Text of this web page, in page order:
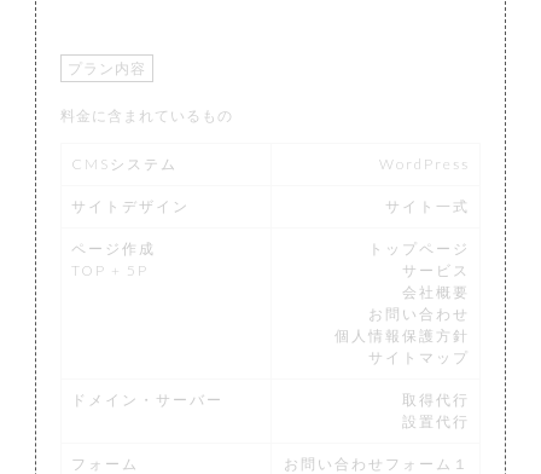
プラン内容
料金に含まれているもの
CMSシステム WordPress
サイトデザイン サイト一式
ページ作成
TOP + 5P
トップページ
サービス
会社概要
お問い合わせ
個人情報保護方針
サイトマップ
ドメイン・サーバー
取得代行
設置代行
フォーム
お問い合わせフォーム１